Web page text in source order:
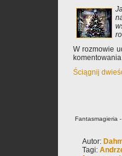
W rozmowie
Ściągnij
Fantasmagieria
Autor:
Tagi: